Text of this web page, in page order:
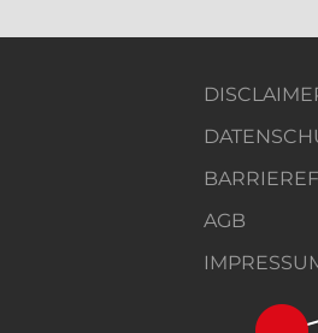
AGB